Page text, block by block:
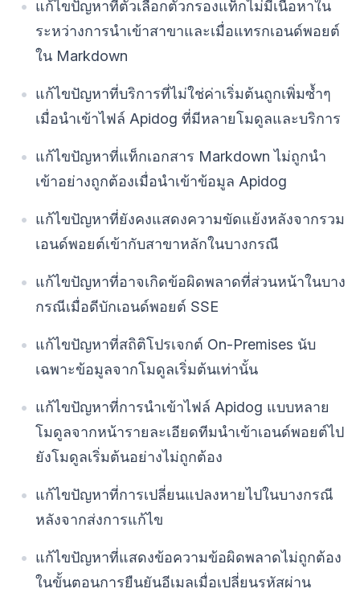
แก้ไขปัญหาที่ตัวเลือกตัวกรองแท็กไม่มีเนื้อหาใน
ระหว่างการนำเข้าสาขาและเมื่อแทรกเอนด์พอยต์
ใน Markdown
แก้ไขปัญหาที่บริการที่ไม่ใช่ค่าเริ่มต้นถูกเพิ่มซ้ำๆ
เมื่อนำเข้าไฟล์ Apidog ที่มีหลายโมดูลและบริการ
แก้ไขปัญหาที่แท็กเอกสาร Markdown ไม่ถูกนำ
เข้าอย่างถูกต้องเมื่อนำเข้าข้อมูล Apidog
แก้ไขปัญหาที่ยังคงแสดงความขัดแย้งหลังจากรวม
เอนด์พอยต์เข้ากับสาขาหลักในบางกรณี
แก้ไขปัญหาที่อาจเกิดข้อผิดพลาดที่ส่วนหน้าในบาง
กรณีเมื่อดีบักเอนด์พอยต์ SSE
แก้ไขปัญหาที่สถิติโปรเจกต์ On-Premises นับ
เฉพาะข้อมูลจากโมดูลเริ่มต้นเท่านั้น
แก้ไขปัญหาที่การนำเข้าไฟล์ Apidog แบบหลาย
โมดูลจากหน้ารายละเอียดทีมนำเข้าเอนด์พอยต์ไป
ยังโมดูลเริ่มต้นอย่างไม่ถูกต้อง
แก้ไขปัญหาที่การเปลี่ยนแปลงหายไปในบางกรณี
หลังจากส่งการแก้ไข
แก้ไขปัญหาที่แสดงข้อความข้อผิดพลาดไม่ถูกต้อง
ในขั้นตอนการยืนยันอีเมลเมื่อเปลี่ยนรหัสผ่าน